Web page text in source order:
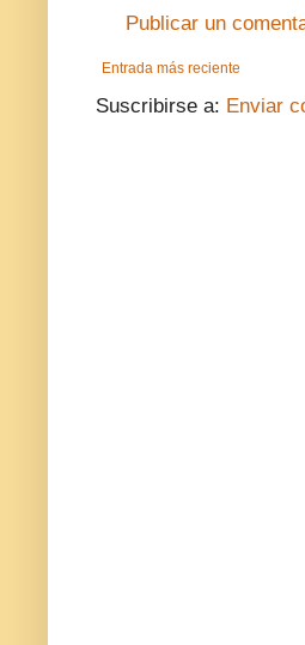
Publicar un
Entrada más reciente
Suscribirse a: Enviar